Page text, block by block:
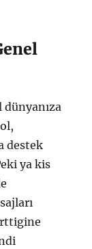
dünyanıza
destek
ya kis